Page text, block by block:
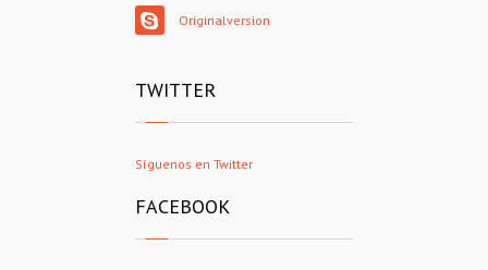
Originalversion
TWITTER
Síguenos en Twitter
FACEBOOK